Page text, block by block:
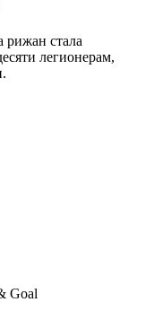
рижан стала
легионерам,
Goal